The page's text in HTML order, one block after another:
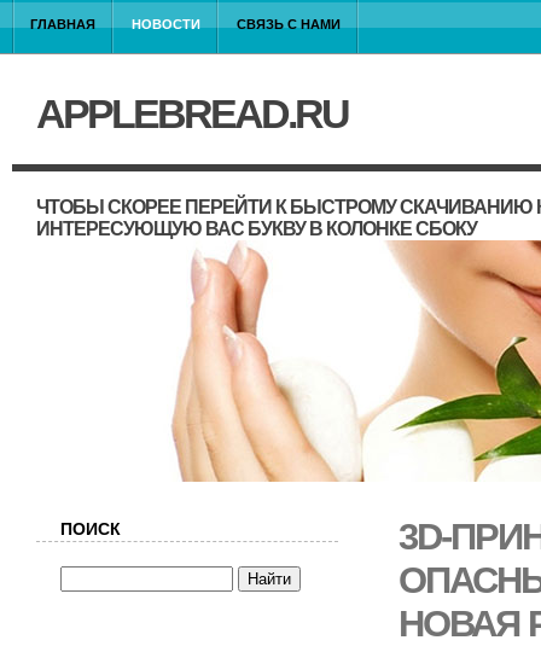
ГЛАВНАЯ НОВОСТИ СВЯЗЬ С НАМИ
APPLEBREAD.RU
ЧТОБЫ СКОРЕЕ ПЕРЕЙТИ К БЫСТРОМУ СКАЧИВАНИЮ
ИНТЕРЕСУЮЩУЮ ВАС БУКВУ В КОЛОНКЕ СБОКУ
3D-
НОВАЯ
ПОИСК